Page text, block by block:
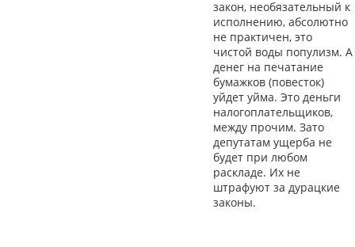
закон, необязательный к
исполнению, абсолютно
не практичен, это
чистой воды популизм. А
денег на печатание
бумажков (повесток)
уйдет уйма. Это деньги
налогоплательщиков,
между прочим. Зато
депутатам ущерба не
будет при любом
раскладе. Их не
штрафуют за дурацкие
законы.